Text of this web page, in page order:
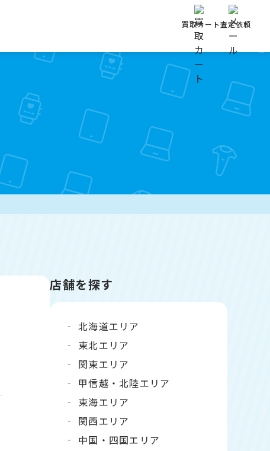
買取カート査定依頼
店舗を探す
北海道エリア
東北エリア
関東エリア
甲信越・北陸エリア
東海エリア
関西エリア
中国・四国エリア